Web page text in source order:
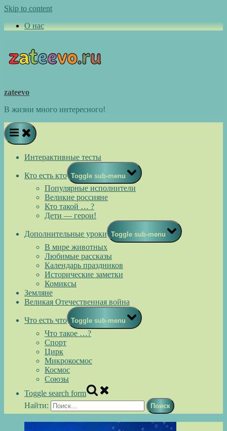
Skip to content
О нас
zateevo
В жизни много интересного!
Интерактивные тесты
Кто есть кто Toggle sub-menu
Популярные исполнители
Великие россияне
Кто такой … ?
Дети — герои!
Дополнительные уроки Toggle sub-menu
В мире животных
Любимые рассказы
Календарь праздников
Исторические заметки
Комиксы
Земляне
Великая Отечественная война
Что есть что Toggle sub-menu
Что такое …?
Спорт
Цирк
Микрокосмос
Космос
Союзы
Toggle search form
Найти: